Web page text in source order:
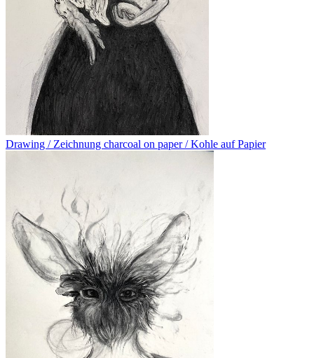
Drawing / Zeichnung charcoal on paper / Kohle auf Papier